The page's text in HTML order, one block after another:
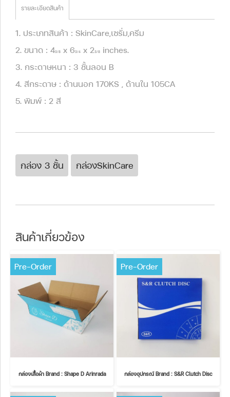
รายละเอียดสินค้า
1. ประเภทสินค้า : SkinCare,เซรั่ม,ครีม
2. ขนาด : 43/8 x 63/4 x 23/8
inches.
3. กระดาษหนา : 3 ชั้นลอน B
4. สีกระดาษ : ด้านนอก 170KS , ด้านใน 105CA
5. พิมพ์ : 2 สี
กล่อง 3 ชั้น กล่องSkinCare
สินค้าเกี่ยวข้อง
Pre-Order
กล่องเสื้อผ้า Brand : Shape D Arinrada
Pre-Order
กล่องอุปกรณ์ Brand : S&R Clutch Disc